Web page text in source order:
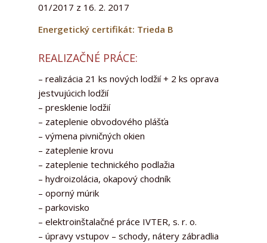
01/2017 z 16. 2. 2017
Energetický certifikát: Trieda B
REALIZAČNÉ PRÁCE:
– realizácia 21 ks nových lodžií + 2 ks oprava
jestvujúcich lodžií
– presklenie lodžií
– zateplenie obvodového plášťa
– výmena pivničných okien
– zateplenie krovu
– zateplenie technického podlažia
– hydroizolácia, okapový chodník
– oporný múrik
– parkovisko
– elektroinštalačné práce IVTER, s. r. o.
– úpravy vstupov – schody, nátery zábradlia